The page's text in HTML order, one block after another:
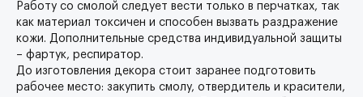
Работу со смолой следует вести только в перчатках, так
как материал токсичен и способен вызвать раздражение
кожи. Дополнительные средства индивидуальной защиты
– фартук, респиратор.
До изготовления декора стоит заранее подготовить
рабочее место: закупить смолу, отвердитель и красители,